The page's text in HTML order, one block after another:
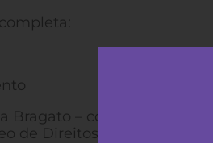
Bragato – coordenadora
de Direitos Humanos da